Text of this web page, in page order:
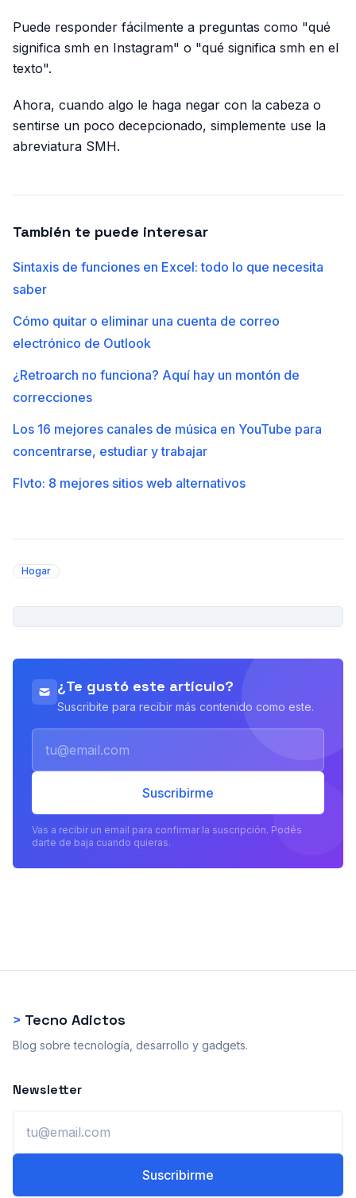
Puede responder fácilmente a preguntas como "qué
significa smh en Instagram" o "qué significa smh en el
texto".
Ahora, cuando algo le haga negar con la cabeza o
sentirse un poco decepcionado, simplemente use la
abreviatura SMH.
También te puede interesar
Sintaxis de funciones en Excel: todo lo que necesita
saber
Cómo quitar o eliminar una cuenta de correo
electrónico de Outlook
¿Retroarch no funciona? Aquí hay un montón de
correcciones
Los 16 mejores canales de música en YouTube para
concentrarse, estudiar y trabajar
Flvto: 8 mejores sitios web alternativos
Hogar
¿Te gustó este artículo?
Suscribite para recibir más contenido como este.
Suscribirme
Vas a recibir un email para confirmar la suscripción. Podés
darte de baja cuando quieras.
> Tecno Adictos
Blog sobre tecnología, desarrollo y gadgets.
Newsletter
Suscribirme